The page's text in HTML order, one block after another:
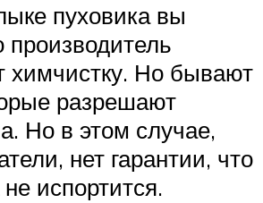
пуховика вы
производитель
химчистку. Но бывают
разрешают
Но в этом случае,
нет гарантии, что
испортится.